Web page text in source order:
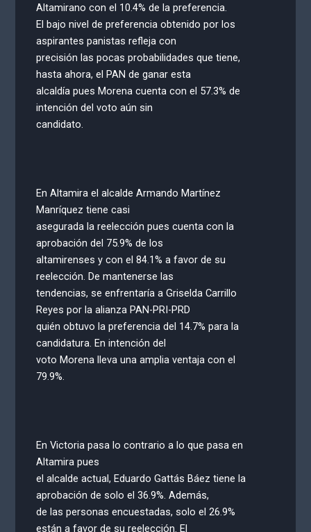
Altamirano con el 10.4% de la preferencia.
El bajo nivel de preferencia obtenido por los
aspirantes panistas refleja con
precisión las pocas probabilidades que tiene,
hasta ahora, el PAN de ganar esta
alcaldía pues Morena cuenta con el 57.3% de
intención del voto aún sin
candidato.
En Altamira el alcalde Armando Martínez
Manríquez tiene casi
asegurada la reelección pues cuenta con la
aprobación del 75.9% de los
altamirenses y con el 84.1% a favor de su
reelección. De mantenerse las
tendencias, se enfrentaría a Griselda Carrillo
Reyes por la alianza PAN-PRI-PRD
quién obtuvo la preferencia del 14.7% para la
candidatura. En intención del
voto Morena lleva una amplia ventaja con el
79.9%.
En Victoria pasa lo contrario a lo que pasa en
Altamira pues
el alcalde actual, Eduardo Gattás Báez tiene la
aprobación de solo el 36.9%. Además,
de las personas encuestadas, solo el 26.9%
están a favor de su reelección. El